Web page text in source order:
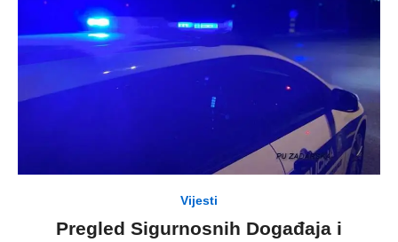
Vijesti
Pregled Sigurnosnih Događaja i